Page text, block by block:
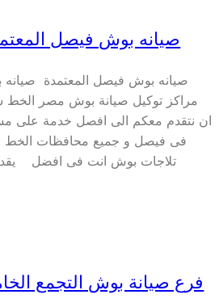
صيانه بوش فيصل المعتمدة
صيانه بوش فيصل المعتمدة
مراكز توكيل صيانة بوش مصر الخط
ان نتقدم معكم الى افصل خدمة على
فى فيصل و جميع محافظات الخط
تلاجات بوش انت فى افضل
فرع صيانة بوش التجمع الخامس